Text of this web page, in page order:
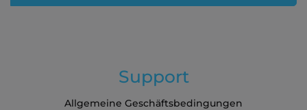
Newsletter
Support
Allgemeine Geschäftsbedingungen